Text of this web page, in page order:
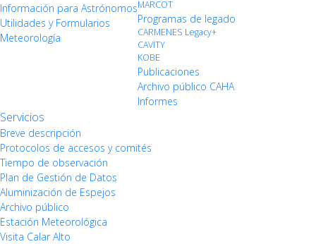
Información para Astrónomos
Utilidades y Formularios
Meteorología
MARCOT
Programas de legado
CARMENES Legacy+
CAVITY
KOBE
Publicaciones
Archivo público CAHA
Informes
Servicios
Breve descripción
Protocolos de accesos y comités
Tiempo de observación
Plan de Gestión de Datos
Aluminización de Espejos
Archivo público
Estación Meteorológica
Visita Calar Alto